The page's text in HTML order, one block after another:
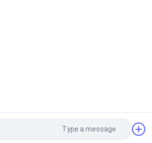
محرک تک محور
Machinery Technology Co.,ltd. All